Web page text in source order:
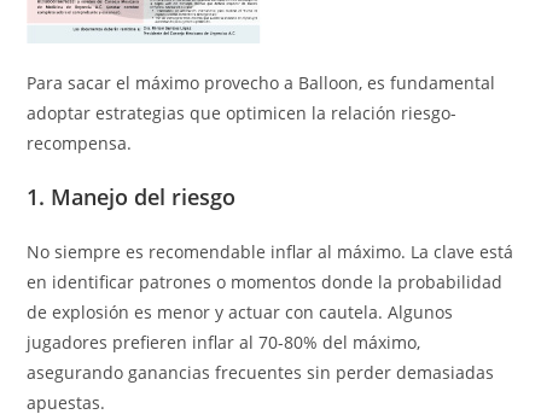
Para sacar el máximo provecho a Balloon, es fundamental
adoptar estrategias que optimicen la relación riesgo-
recompensa.
1. Manejo del riesgo
No siempre es recomendable inflar al máximo. La clave está
en identificar patrones o momentos donde la probabilidad
de explosión es menor y actuar con cautela. Algunos
jugadores prefieren inflar al 70-80% del máximo,
asegurando ganancias frecuentes sin perder demasiadas
apuestas.